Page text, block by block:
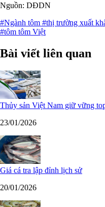
Nguồn: DĐDN
#Ngành tôm #thị trường xuất
#tôm tôm Việt
Bài viết liên quan
Thủy sản Việt Nam giữ vững
23/01/2026
Giá cá tra lập đỉnh lịch sử
20/01/2026